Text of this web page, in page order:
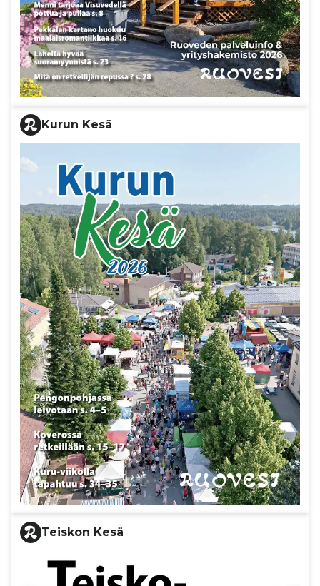
Kurun Kesä
Teiskon Kesä